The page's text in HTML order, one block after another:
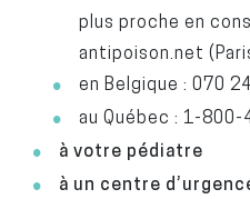
plus proche en
antipoison.net
en Belgique : 070
au Québec : 1-
à votre pédiatre
à un centre